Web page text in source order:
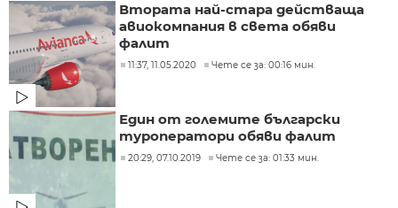
Втората най-стара действаща
авиокомпания в света обяви
фалит
11:37, 11.05.2020 Чете се за: 00:16 мин.
Един от големите български
туроператори обяви фалит
20:29, 07.10.2019 Чете се за: 01:33 мин.